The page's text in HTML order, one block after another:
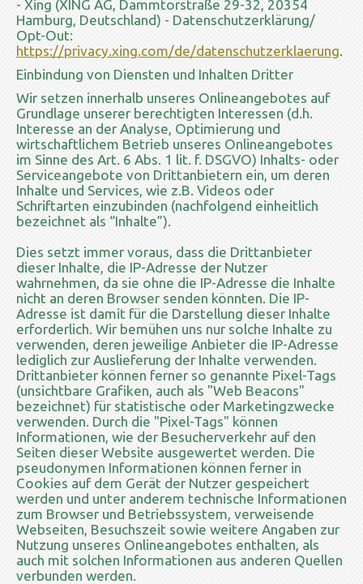
- Xing (XING AG, Dammtorstraße 29-32, 20354
Hamburg, Deutschland) - Datenschutzerklärung/
Opt-Out:
https://privacy.xing.com/de/datenschutzerklaerung
Einbindung von Diensten und Inhalten Dritter
Wir setzen innerhalb unseres Onlineangebotes auf
Grundlage unserer berechtigten Interessen (d.h.
Interesse an der Analyse, Optimierung und
wirtschaftlichem Betrieb unseres Onlineangebotes
im Sinne des Art. 6 Abs. 1 lit. f. DSGVO) Inhalts- oder
Serviceangebote von Drittanbietern ein, um deren
Inhalte und Services, wie z.B. Videos oder
Schriftarten einzubinden (nachfolgend einheitlich
bezeichnet als “Inhalte”).
Dies setzt immer voraus, dass die Drittanbieter
dieser Inhalte, die IP-Adresse der Nutzer
wahrnehmen, da sie ohne die IP-Adresse die Inhalte
nicht an deren Browser senden könnten. Die IP-
Adresse ist damit für die Darstellung dieser Inhalte
erforderlich. Wir bemühen uns nur solche Inhalte zu
verwenden, deren jeweilige Anbieter die IP-Adresse
lediglich zur Auslieferung der Inhalte verwenden.
Drittanbieter können ferner so genannte Pixel-Tags
(unsichtbare Grafiken, auch als "Web Beacons"
bezeichnet) für statistische oder Marketingzwecke
verwenden. Durch die "Pixel-Tags" können
Informationen, wie der Besucherverkehr auf den
Seiten dieser Website ausgewertet werden. Die
pseudonymen Informationen können ferner in
Cookies auf dem Gerät der Nutzer gespeichert
werden und unter anderem technische Informationen
zum Browser und Betriebssystem, verweisende
Webseiten, Besuchszeit sowie weitere Angaben zur
Nutzung unseres Onlineangebotes enthalten, als
auch mit solchen Informationen aus anderen Quellen
verbunden werden.